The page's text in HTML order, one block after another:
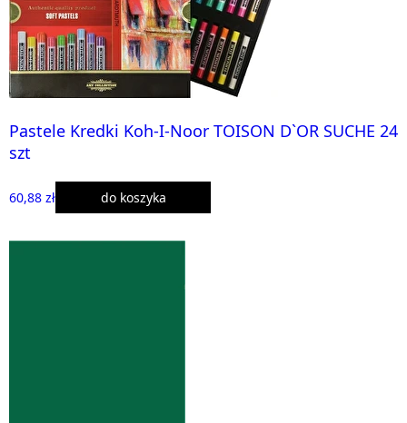
Pastele Kredki Koh-I-Noor TOISON D`OR SUCHE 24
szt
60,88 zł do koszyka